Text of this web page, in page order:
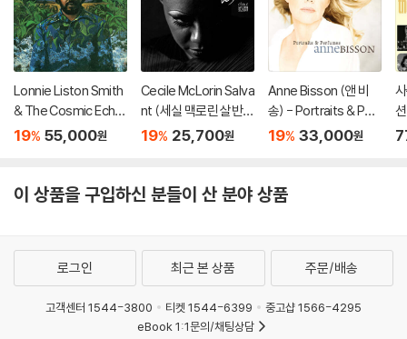
Lonnie Liston Smith
& The Cosmic Echo
es (로니 리스턴 스미
w World [LP]
19% 55,000원
Cecile McLorin Salva
nt (세실 맥로린 살반
트) - With Every Bre
19% 25,700원
Anne Bisson (앤 비
송) - Portraits & Perf
umes
19% 33,000원
이 상품을 구입하신 분들이 산 분야 상품
로그인 최근 본 상품 주문/배송
고객센터 1544-3800 티켓 1544-6399
중고샵 1566-4295
eBook 1:1문의/채팅상담